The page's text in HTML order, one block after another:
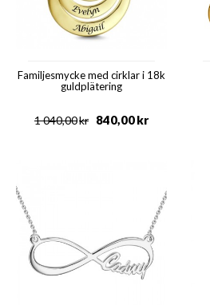
Familjesmycke med cirklar i 18k
guldplätering
kr
1 040,00 kr
840,00